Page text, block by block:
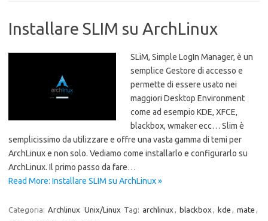
Installare SLIM su ArchLinux
SLiM, Simple LogIn Manager, è un
semplice Gestore di accesso e
permette di essere usato nei
maggiori Desktop Environment
come ad esempio KDE, XFCE,
blackbox, wmaker ecc… Slim è
semplicissimo da utilizzare e offre una vasta gamma di temi per
ArchLinux e non solo. Vediamo come installarlo e configurarlo su
ArchLinux. Il primo passo da fare…
Read More: Installare SLIM su ArchLinux »
Categoria: Archlinux Unix/Linux Tag: archlinux , blackbox , kde , mate ,